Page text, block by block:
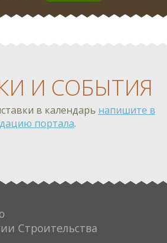
И СОБЫТИЯ
в календарь напишите в
портала.
Строительства